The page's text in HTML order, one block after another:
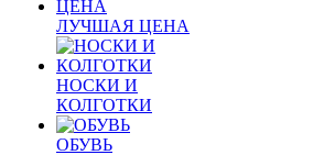
ЛУЧШАЯ ЦЕНА
НОСКИ И
КОЛГОТКИ
ОБУВЬ